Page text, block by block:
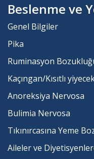
Beslenme ve
Genel Bilgiler
Pika
Ruminasyon
Kaçıngan/Kısıtlı
Anoreksiya Nervosa
Bulimia Nervosa
Tıkınırcasına Yeme
Aileler ve